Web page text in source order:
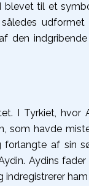
blevet til et
udformet
den
I Tyrkiet, hvor
som havde
forlangte af sin
Aydins fader
indregistrerer